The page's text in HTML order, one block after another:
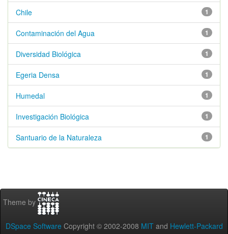
1
Chile
1
Contaminación del Agua
1
Diversidad Biológica
1
Egeria Densa
1
Humedal
1
Investigación Biológica
1
Santuario de la Naturaleza
Theme by
DSpace Software Copyright © 2002-2008 MIT and Hewlett-Packard